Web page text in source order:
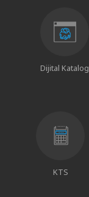
Dijital Katalog
KTS